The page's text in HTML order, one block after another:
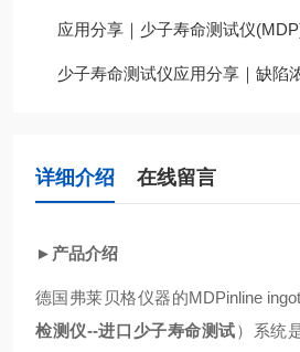
应用分享｜少子寿命测试仪(MDP)在碳化
少子寿命测试仪应用分享｜缺陷
详细介绍 在线留言
►产品介绍
德国弗莱贝格仪器的MDPinline
检测仪--进口少子寿命测试）系统